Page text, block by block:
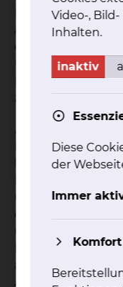
Kooperationen
Ärzten eine
ermöglichen zu
Urologe gehört
Braunschweig
zum
„Ich freue mich
Hammerer
klinischen
und international
der gleichzeitig
aus allen
ÄKN, Dr. med.
Video-,
Inhalten.
inaktiv
Diese
der
Immer
Komfort